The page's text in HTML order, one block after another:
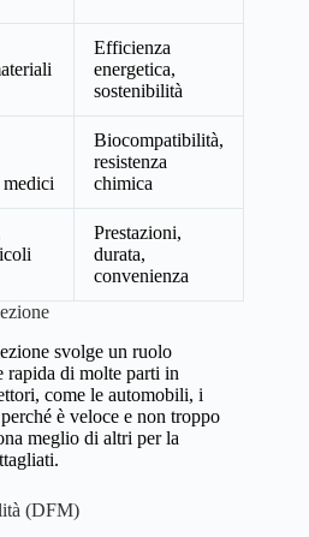
Efficienza
energetica,
sostenibilità
Biocompatibilità,
resistenza
chimica
Prestazioni,
durata,
convenienza
svolge un ruolo
rapida di molte parti in
come le automobili, i
è veloce e non troppo
meglio di altri per la
(DFM)